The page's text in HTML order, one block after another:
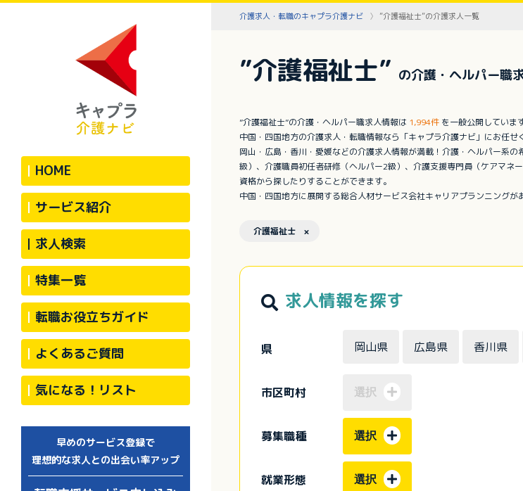
HOME
サービス紹介
求人検索
特集一覧
転職お役立ちガイド
よくあるご質問
気になる！リスト
早めのサービス登録で
理想的な求人との出会い率アップ
介護求人・転職のキャプラ介護ナビ ”介護福祉士”の介護求人一覧
”介護福祉士” の介護・ヘルパー職
”介護福祉士”の介護・ヘルパー職求人情報は 1,994件 を一般公開していま
中国・四国地方の介護求人・転職情報なら「キャプラ介護ナビ」にお任せ
岡山・広島・香川・愛媛などの介護求人情報が満載！介護・ヘルパー系
級）、介護職員初任者研修（ヘルパー2級）、介護支援専門員（ケアマネ
資格から探したりすることができます。
中国・四国地方に展開する総合人材サービス会社キャリアプランニングが
介護福祉士 ×
求人情報を探す
県 岡山県 広島県 香川県
市区町村 選択
募集職種 選択
就業形態 選択